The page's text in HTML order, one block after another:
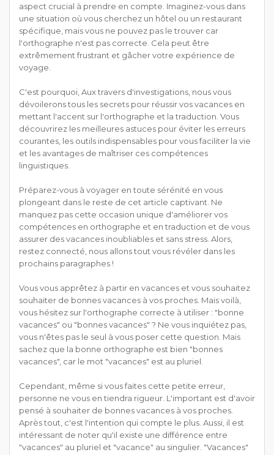
aspect crucial à prendre en compte. Imaginez-vous dans
une situation où vous cherchez un hôtel ou un restaurant
spécifique, mais vous ne pouvez pas le trouver car
l'orthographe n'est pas correcte. Cela peut être
extrêmement frustrant et gâcher votre expérience de
voyage.
C'est pourquoi, Aux travers d'investigations, nous vous
dévoilerons tous les secrets pour réussir vos vacances en
mettant l'accent sur l'orthographe et la traduction. Vous
découvrirez les meilleures astuces pour éviter les erreurs
courantes, les outils indispensables pour vous faciliter la vie
et les avantages de maîtriser ces compétences
linguistiques.
Préparez-vous à voyager en toute sérénité en vous
plongeant dans le reste de cet article captivant. Ne
manquez pas cette occasion unique d'améliorer vos
compétences en orthographe et en traduction et de vous
assurer des vacances inoubliables et sans stress. Alors,
restez connecté, nous allons tout vous révéler dans les
prochains paragraphes !
Vous vous apprêtez à partir en vacances et vous souhaitez
souhaiter de bonnes vacances à vos proches. Mais voilà,
vous hésitez sur l'orthographe correcte à utiliser : "bonne
vacances" ou "bonnes vacances" ? Ne vous inquiétez pas,
vous n'êtes pas le seul à vous poser cette question. Mais
sachez que la bonne orthographe est bien "bonnes
vacances", car le mot "vacances" est au pluriel.
Cependant, même si vous faites cette petite erreur,
personne ne vous en tiendra rigueur. L'important est d'avoir
pensé à souhaiter de bonnes vacances à vos proches.
Après tout, c'est l'intention qui compte le plus. Aussi, il est
intéressant de noter qu'il existe une différence entre
"vacances" au pluriel et "vacance" au singulier. "Vacances"